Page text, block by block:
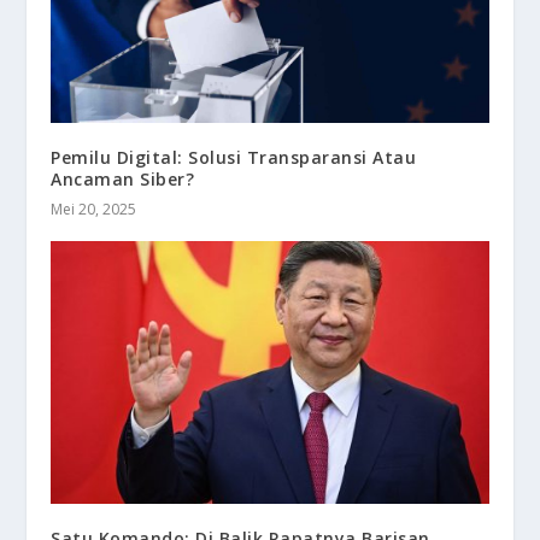
Pemilu Digital: Solusi Transparansi Atau
Ancaman Siber?
Mei 20, 2025